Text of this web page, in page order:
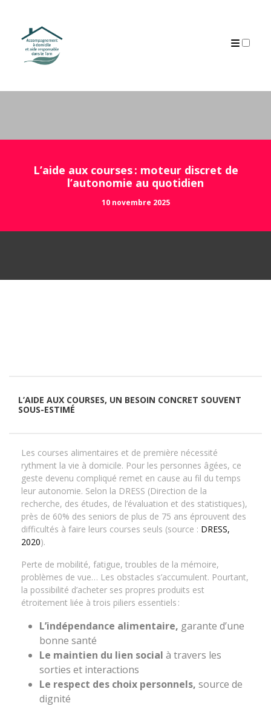
L’aide aux courses : moteur discret de
l’autonomie au quotidien
10 novembre 2025
L’AIDE AUX COURSES, UN BESOIN CONCRET SOUVENT
SOUS-ESTIMÉ
Les courses alimentaires et de première nécessité
rythment la vie à domicile. Pour les personnes âgées, ce
geste devenu compliqué remet en cause au fil du temps
leur autonomie. Selon la DRESS (Direction de la
recherche, des études, de l’évaluation et des statistiques),
près de 60% des seniors de plus de 75 ans éprouvent des
difficultés à faire leurs courses seuls (source : DRESS,
2020).
Perte de mobilité, fatigue, troubles de la mémoire,
problèmes de vue… Les obstacles s’accumulent. Pourtant,
la possibilité d’acheter ses propres produits est
étroitement liée à trois piliers essentiels :
L’indépendance alimentaire, garante d’une
bonne santé
Le maintien du lien social à travers les
sorties et interactions
Le respect des choix personnels, source de
dignité